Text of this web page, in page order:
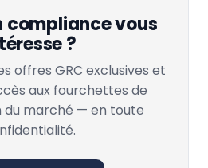
compliance vous
?
offres GRC exclusives et
aux fourchettes de
du marché — en toute